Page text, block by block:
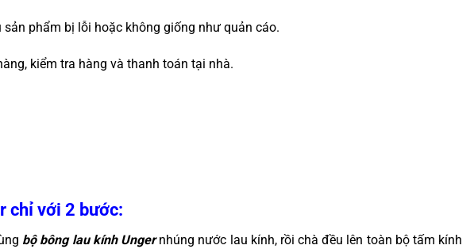
phẩm bị lỗi hoặc không giống như quản cáo.
kiểm tra hàng và thanh toán tại nhà.
chỉ với 2 bước:
bộ bông lau kính Unger nhúng nước lau kính, rồi chà đều lên toàn bộ tấm kính